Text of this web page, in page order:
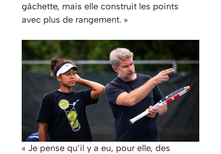
gâchette, mais elle construit les points
avec plus de rangement. »
« Je pense qu’il y a eu, pour elle, des